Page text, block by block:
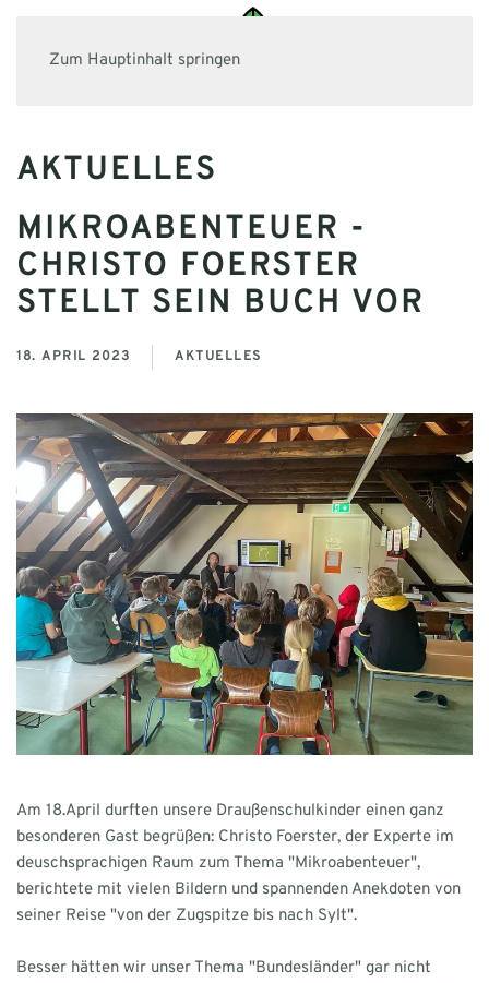
Zum Hauptinhalt springen
AKTUELLES
MIKROABENTEUER -
CHRISTO FOERSTER
STELLT SEIN BUCH VOR
18. APRIL 2023 AKTUELLES
Am 18.April durften unsere Draußenschulkinder einen ganz
besonderen Gast begrüßen: Christo Foerster, der Experte im
deuschsprachigen Raum zum Thema "Mikroabenteuer",
berichtete mit vielen Bildern und spannenden Anekdoten von
seiner Reise "von der Zugspitze bis nach Sylt".
Besser hätten wir unser Thema "Bundesländer" gar nicht